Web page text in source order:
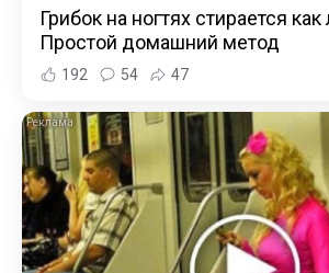
Грибок на ногтях стирается
Простой домашний метод
192 54 47